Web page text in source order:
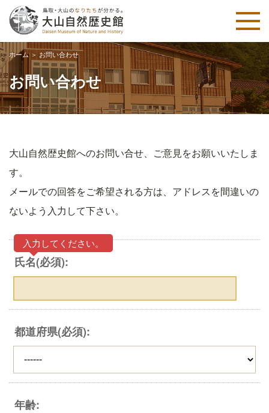
ホーム＞ お問い合わせ
お問い合わせ
大山自然歴史館へのお問い合せ、ご意見をお願いいたしま
す。
メールでの回答をご希望される方は、アドレスを間違いの
ないよう入力して下さい。
氏名(必須):
入力してください。
都道府県(必須):
年齢: